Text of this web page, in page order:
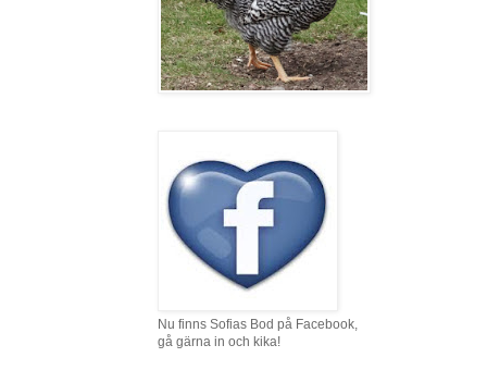
Nu finns Sofias Bod på Facebook,
gå gärna in och kika!